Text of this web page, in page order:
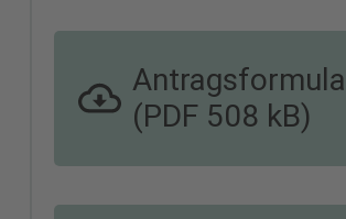
(PDF 508 kB)